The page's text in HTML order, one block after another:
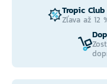
Tropic Club
Zľava až 12